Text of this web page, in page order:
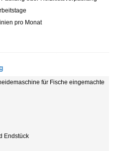
pro Monat
für Fische eingemachte
Endstück